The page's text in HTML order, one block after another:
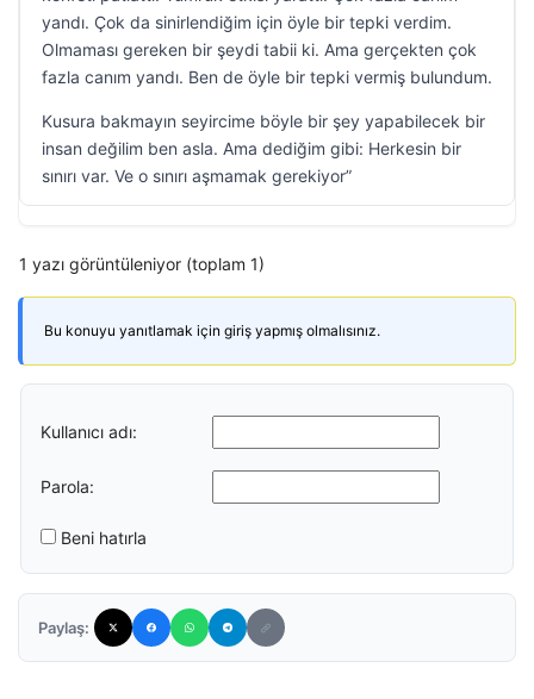
yandı. Çok da sinirlendiğim için öyle bir tepki verdim.
Olmaması gereken bir şeydi tabii ki. Ama gerçekten çok
fazla canım yandı. Ben de öyle bir tepki vermiş bulundum.
Kusura bakmayın seyircime böyle bir şey yapabilecek bir
insan değilim ben asla. Ama dediğim gibi: Herkesin bir
sınırı var. Ve o sınırı aşmamak gerekiyor”
1 yazı görüntüleniyor (toplam 1)
Bu konuyu yanıtlamak için giriş yapmış olmalısınız.
Kullanıcı adı:
Parola:
Beni hatırla
Paylaş: